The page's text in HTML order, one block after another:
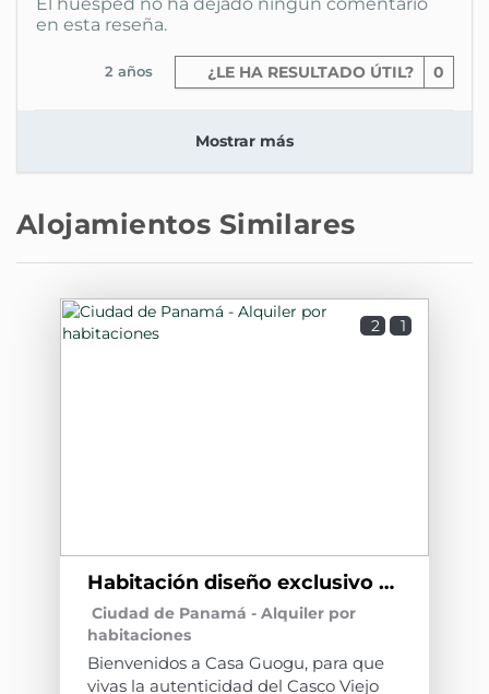
en esta reseña.
¿LE HA RESULTADO ÚTIL? 0
2 años
Mostrar más
Alojamientos Similares
2 1
Habitación diseño exclusivo CG1
Ciudad de Panamá - Alquiler por
habitaciones
Bienvenidos a Casa Guogu, para que
vivas la autenticidad del Casco Viejo